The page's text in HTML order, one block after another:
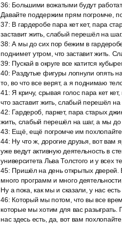
36: Большими вожатыми будут
Давайте поддержим прям погромче,
37: В гардеробе пара кет кет, пара
заставит жить, слабый перешёл на шаг.
38:А мы до сих пор бежим в
поднимет утром, что заставит жить.
39: Пускай в округе все катится
40: Раздутые фигуры лопнули опять
то, во что все верят, а я поднимаю
41 : Я кричу, срывая голос пара кет
что заставит жить, слабый перешёл
42: Гардероб, паркет, пара старых
жить, слабый перешёл на шаг, а мы до
43: Ещё, ещё погромче им
44: Ну что ж, дорогие друзья, вот вам
уже ведут активную деятельность в
университета Льва Толстого и у всех
45: Пришёл на день открытых дверей.
много программ и много
Ну а пока, как мы и сказали, у нас
46: Который мы потом, что вы все
которые мы хотим для вас
нас здесь есть, да, вот вам